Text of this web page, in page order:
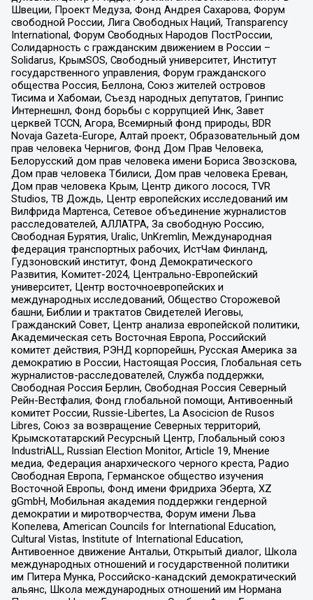
Швеции, Проект Медуза, Фонд Андрея Сахарова, Форум
свободной России, Лига Свободных Наций, Transparеncy
International, Форум Свободных Народов ПостРоссии,
Солидарность с гражданским движением в России –
Solidarus, КрымSOS, Свободный университет, Институт
государственного управления, Форум гражданского
общества Россия, Беллона, Союз жителей островов
Тисима и Хабомаи, Съезд народных депутатов, Гринпис
Интернешнл, Фонд борьбы с коррупцией Инк, Завет
церквей TCCN, Агора, Всемирный фонд природы, BDR
Novaja Gazeta-Europe, Алтай проект, Образовательный дом
прав человека Чернигов, Фонд Дом Прав Человека,
Белорусский дом прав человека имени Бориса Звозскова,
Дом прав человека Тбилиси, Дом прав человека Ереван,
Дом прав человека Крым, Центр дикого лосося, TVR
Studios, ТВ Дождь, Центр европейских исследований им
Вилфрида Мартенса, Сетевое объединение журналистов
расследователей, АЛЛАТРА, За свободную Россию,
Свободная Бурятия, Uralic, UnKremlin, Международная
федерация транспортных рабочих, ИстЧам Финланд,
Гудзоновский институт, Фонд Демократического
Развития, Комитет-2024, Центрально-Европейский
университет, Центр восточноевропейских и
международных исследований, Общество Сторожевой
башни, Библии и трактатов Свидетелей Иеговы,
Гражданский Совет, Центр анализа европейской политики,
Академическая сеть Восточная Европа, Российский
комитет действия, РЭНД корпорейшн, Русская Америка за
демократию в России, Настоящая Россия, Глобальная сеть
журналистов-расследователей, Служба поддержки,
Свободная Россия Берлин, Свободная Россия Северный
Рейн-Вестфалия, Фонд глобальной помощи, Антивоенный
комитет России, Russie-Libertes, La Asocicion de Rusos
Libres, Союз за возвращение Северных территорий,
Крымскотатарский Ресурсный Центр, Глобальный союз
IndustriALL, Russian Election Monitor, Article 19, Мнение
медиа, Федерация анархического черного креста, Радио
Свободная Европа, Германское общество изучения
Восточной Европы, Фонд имени Фридриха Эберта, XZ
gGmbH, Мобильная академия поддержки гендерной
демократии и миротворчества, Форум имени Льва
Копелева, American Councils for International Education,
Cultural Vistas, Institute of International Education,
Антивоенное движение Антальи, Открытый диалог, Школа
международных отношений и государственной политики
им Питера Мунка, Российско-канадский демократический
альянс, Школа международных отношений им Нормана